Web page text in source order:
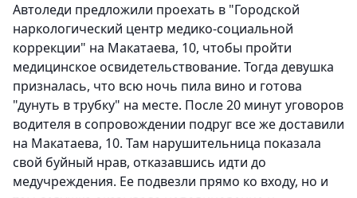
Автоледи предложили проехать в "Городской
наркологический центр медико-социальной
коррекции" на Макатаева, 10, чтобы пройти
медицинское освидетельствование. Тогда девушка
призналась, что всю ночь пила вино и готова
"дунуть в трубку" на месте. После 20 минут уговоров
водителя в сопровождении подруг все же доставили
на Макатаева, 10. Там нарушительница показала
свой буйный нрав, отказавшись идти до
медучреждения. Ее подвезли прямо ко входу, но и